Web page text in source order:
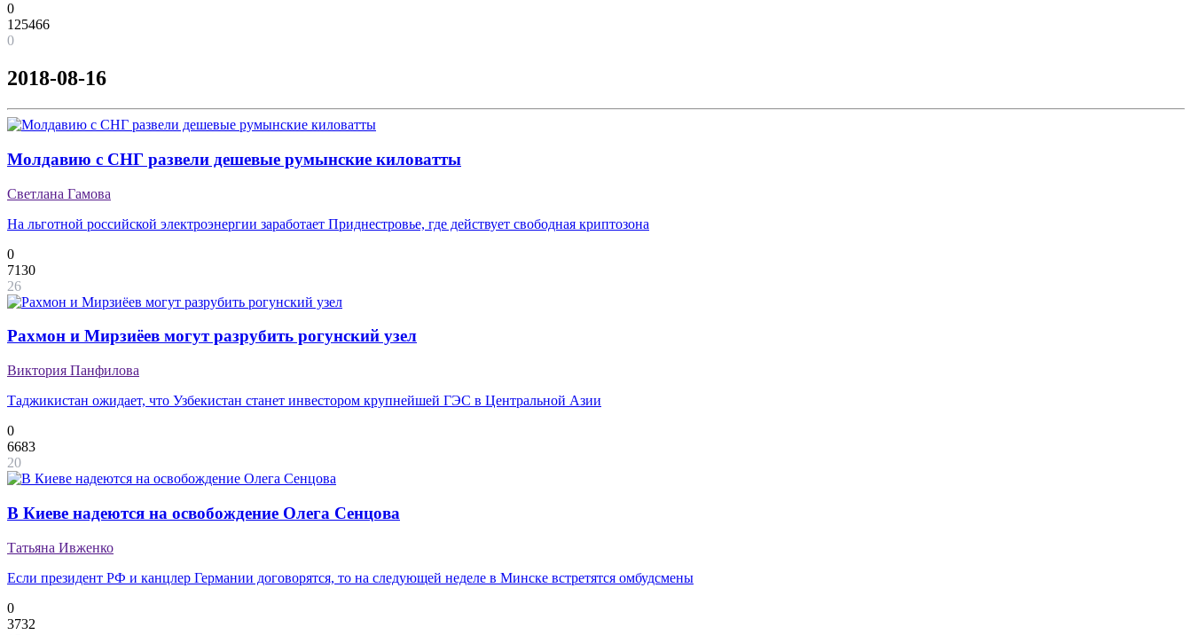
0
125466
0
2018-08-16
Молдавию с СНГ развели дешевые румынские киловатты
Светлана Гамова
На льготной российской электроэнергии заработает Приднестровье, где действует свободная криптозона
0
7130
26
Рахмон и Мирзиёев могут разрубить рогунский узел
Виктория Панфилова
Таджикистан ожидает, что Узбекистан станет инвестором крупнейшей ГЭС в Центральной Азии
0
6683
20
В Киеве надеются на освобождение Олега Сенцова
Татьяна Ивженко
Если президент РФ и канцлер Германии договорятся, то на следующей неделе в Минске встретятся омбудсмены
0
3732